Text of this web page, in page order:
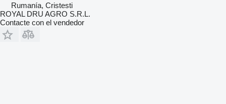
Rumanía, Cristesti
ROYAL DRU AGRO S.R.L.
Contacte con el vendedor